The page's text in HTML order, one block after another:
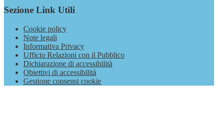
Sezione Link Utili
Cookie policy
Note legali
Informativa Privacy
Ufficio Relazioni con il Pubblico
Dichiarazione di accessibilità
Obiettivi di accessibilità
Gestione consensi cookie